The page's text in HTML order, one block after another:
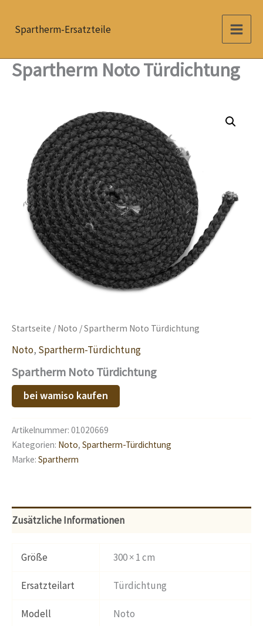
InhaltSpartherm-Ersatzteile
Spartherm Noto Türdichtung
Startseite / Noto / Spartherm Noto Türdichtung
Noto, Spartherm-Türdichtung
Spartherm Noto Türdichtung
bei wamiso kaufen
Artikelnummer: 01020669
Kategorien: Noto, Spartherm-Türdichtung
Marke: Spartherm
Zusätzliche Informationen
Größe 300 × 1 cm
Ersatzteilart Türdichtung
Modell Noto